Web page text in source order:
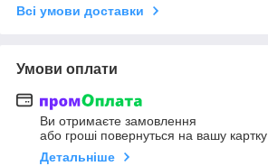
Всі умови доставки
Умови оплати
Ви отримаєте замовлення
або гроші повернуться на вашу картку
Детальніше